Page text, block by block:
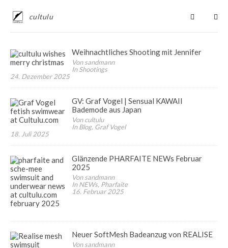
cultulu
Weihnachtliches Shooting mit Jennifer
Von sandmann
In Shootings
24. Dezember 2025
GV: Graf Vogel | Sensual KAWAII
Bademode aus Japan
Von cultulu
In Blog, Graf Vogel
18. Juli 2025
Glänzende PHARFAITE NEWs Februar
2025
Von sandmann
In NEWs, Pharfaite
16. Februar 2025
Neuer SoftMesh Badeanzug von REALISE
Von sandmann